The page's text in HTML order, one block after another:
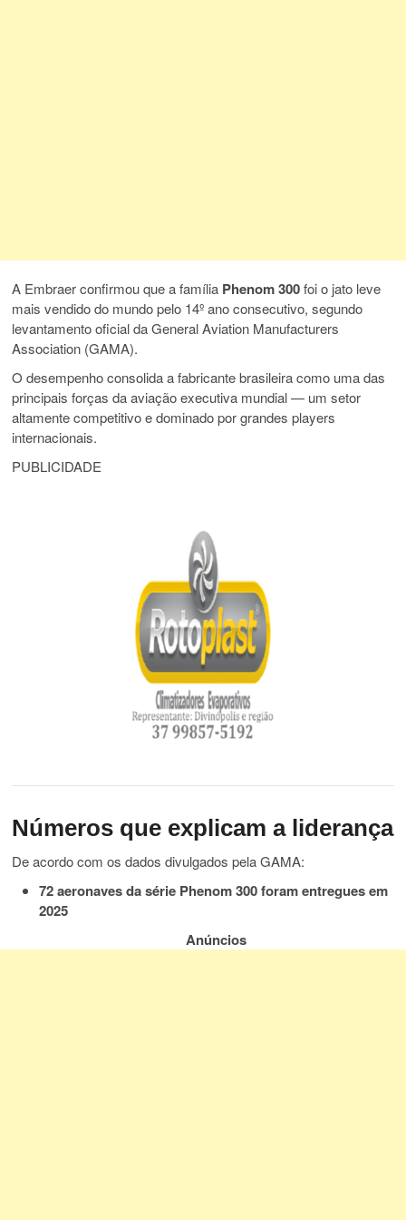
A Embraerconfirmou que a família Phenom 300foi o jato leve
mais vendido do mundo pelo 14º ano consecutivo, segundo
levantamento oficial daGeneral Aviation Manufacturers
Association (GAMA).
O desempenho consolida a fabricante brasileira como uma das
principais forças da aviação executiva mundial — um setor
altamente competitivo e dominado por grandes players
internacionais.
PUBLICIDADE
Números que explicam a liderança
De acordo com os dados divulgados pela GAMA:
72 aeronaves da série Phenom 300 foram entregues em
2025
Anúncios